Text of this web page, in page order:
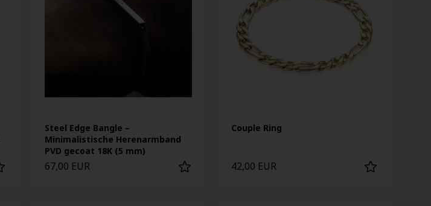
Steel Edge Bangle –
Minimalistische Herenarmband
PVD gecoat 18K (5 mm)
67,00 EUR
Couple Ring
42,00 EUR